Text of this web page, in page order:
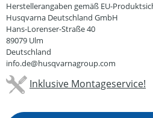
Herstellerangaben gemäß EU-
Husqvarna Deutschland GmbH
Hans-Lorenser-Straße 40
89079 Ulm
Deutschland
info.de@husqvarnagroup.com
Inklusive Montageservice!